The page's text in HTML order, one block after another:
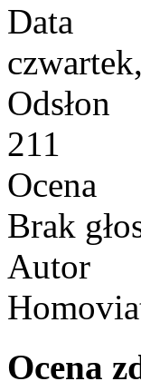
Data
Odsłon
211
Ocena
Brak
Autor
Ocena